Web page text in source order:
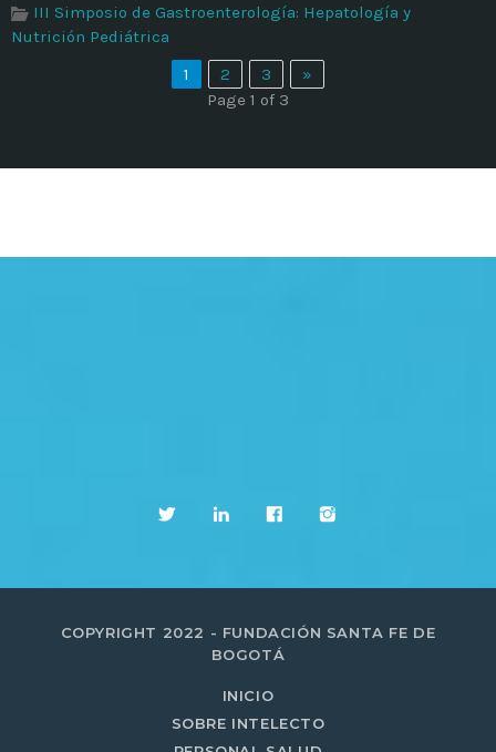
III Simposio de Gastroenterología: Hepatología y
Nutrición Pediátrica
1
2 3
»
Page 1 of 3
COPYRIGHT 2022 - FUNDACIÓN SANTA FE DE
BOGOTÁ
INICIO
SOBRE INTELECTO